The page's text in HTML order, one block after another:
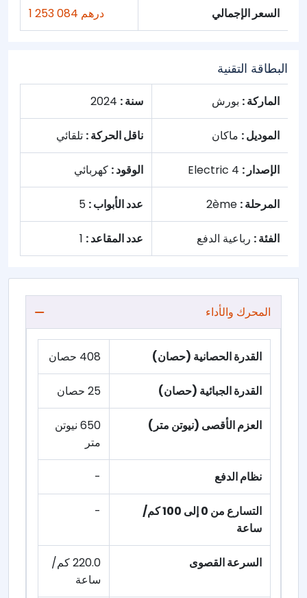
السعر الإجمالي 1 253 084 درهم
البطاقة التقنية
الماركة : بورش سنة :
الموديل : ماكان ناقل الحركة : تلقائي
الإصدار : الوقود : كهربائي
المرحلة : عدد الأبواب :
الفئة : رباعية الدفع عدد المقاعد :
المحرك والأداء
القدرة الحصانية (حصان) 408 حصان
القدرة الجبائية (حصان) 25 حصان
العزم الأقصى (نيوتن متر)
650 نيوتن
متر
نظام الدفع -
التسارع من 0 إلى 100 كم/
ساعة
-
السرعة القصوى
220.0 كم/
ساعة